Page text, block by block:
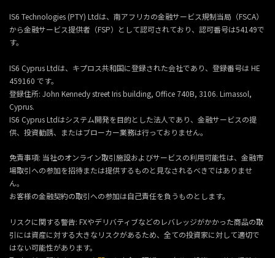
IS6 Technologies (PTY) Ltdは、南アフリカの金融サービス規制当局（FSCA）
から金融サービス提供者（FSP）として認可されており、認可番号は54149で
す。
IS6 Cyprus Ltdは、キプロス共和国に登録された会社であり、登録番号は HE
459160 です。
登録住所: John Kennedy street Iris building, Office 740B, 3106. Limassol,
Cyprus.
IS6 Cyprus Ltdはシステム開発を目的とした法人であり、金融サービスの提
供、投資勧誘、またはブローカー業務は行っておりません。
免責事項: 当社のオンライン取引施設およびサービスの利用可能性は、金融市
場取引への参加を招待または提供するものと見なされるべきではありませ
ん。
お客様の金融契約の取引への参加は自己責任を負うものとします。
リスクに関する警告: FXやデリバティブなどのレバレッジがかかった商品の取
引には資産に対する大きなリスクがあるため、全ての投資家に対して適切で
はない可能性があります。